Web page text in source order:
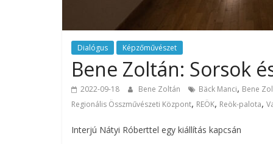
Dialógus Képzőművészet
Bene Zoltán: Sorsok
2022-09-18 Bene Zoltán Bäck Manci, Bene
Regionális Összművészeti Központ, REÖK, Reök-palota,
Interjú Nátyi Róberttel egy kiállítás kapcsán